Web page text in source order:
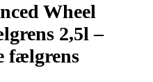
Wheel
2,5l –
fælgrens